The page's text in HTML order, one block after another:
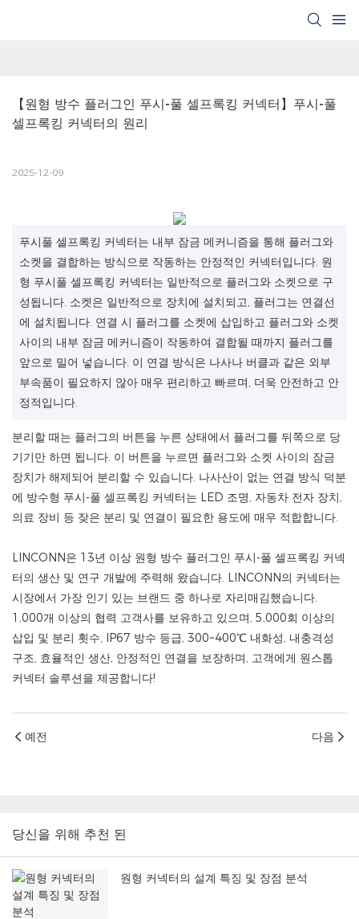
【원형 방수 플러그인 푸시-풀 셀프록킹 커넥터】푸시-풀
셀프록킹 커넥터의 원리
2025-12-09
푸시풀 셀프록킹 커넥터는 내부 잠금 메커니즘을 통해 플러그와
소켓을 결합하는 방식으로 작동하는 안정적인 커넥터입니다. 원
형 푸시풀 셀프록킹 커넥터는 일반적으로 플러그와 소켓으로 구
성됩니다. 소켓은 일반적으로 장치에 설치되고, 플러그는 연결선
에 설치됩니다. 연결 시 플러그를 소켓에 삽입하고 플러그와 소켓
사이의 내부 잠금 메커니즘이 작동하여 결합될 때까지 플러그를
앞으로 밀어 넣습니다. 이 연결 방식은 나사나 버클과 같은 외부
부속품이 필요하지 않아 매우 편리하고 빠르며, 더욱 안전하고 안
정적입니다.
분리할 때는 플러그의 버튼을 누른 상태에서 플러그를 뒤쪽으로 당
기기만 하면 됩니다. 이 버튼을 누르면 플러그와 소켓 사이의 잠금
장치가 해제되어 분리할 수 있습니다. 나사산이 없는 연결 방식 덕분
에 방수형 푸시-풀 셀프록킹 커넥터는 LED 조명, 자동차 전자 장치,
의료 장비 등 잦은 분리 및 연결이 필요한 용도에 매우 적합합니다.
LINCONN은 13년 이상 원형 방수 플러그인 푸시-풀 셀프록킹 커넥
터의 생산 및 연구 개발에 주력해 왔습니다. LINCONN의 커넥터는
시장에서 가장 인기 있는 브랜드 중 하나로 자리매김했습니다.
1,000개 이상의 협력 고객사를 보유하고 있으며, 5,000회 이상의
삽입 및 분리 횟수, IP67 방수 등급, 300~400℃ 내화성, 내충격성
구조, 효율적인 생산, 안정적인 연결을 보장하며, 고객에게 원스톱
커넥터 솔루션을 제공합니다!
예전 다음
당신을 위해 추천 된
원형 커넥터의 설계 특징 및 장점 분석